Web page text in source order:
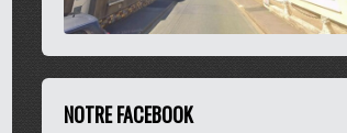
NOTRE FACEBOOK